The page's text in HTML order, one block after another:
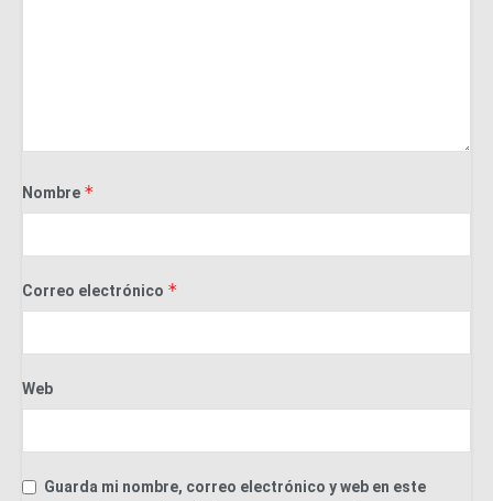
Nombre *
Correo electrónico *
Web
Guarda mi nombre, correo electrónico y web en este